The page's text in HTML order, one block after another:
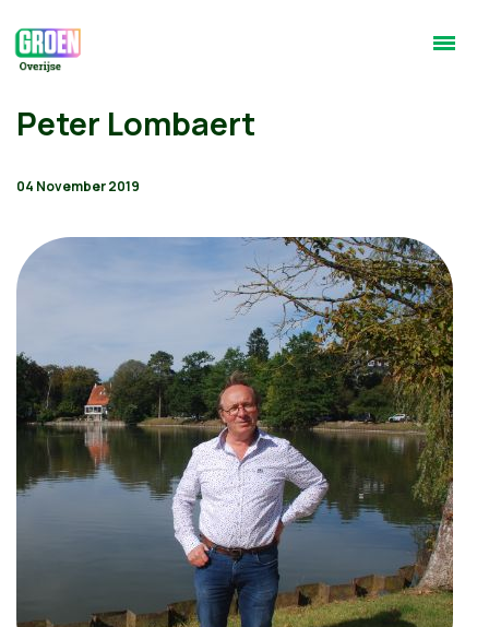
Peter Lombaert
04 November 2019